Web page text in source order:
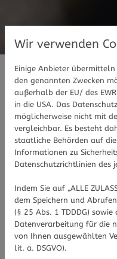
Haben Sie
Apotheken
Gerne beraten wir
können uns aber
Uhr erreichen. Wir
schnellstmöglich
nutzen Sie die
zu kontaktieren
bequem von zu
Wir verwenden
Einige Anbieter
den genannten Zwecken
außerhalb der EU/ des
in die USA. Das
möglicherweise nicht mit
vergleichbar. Es besteht
staatliche Behörden auf
Informationen zu
Datenschutzrichtlinien des
Indem Sie auf „ALLE
dem Speichern und
(§ 25 Abs. 1 TDDDG)
Datenverarbeitung für die
von Ihnen ausgewählten
lit. a. DSGVO).